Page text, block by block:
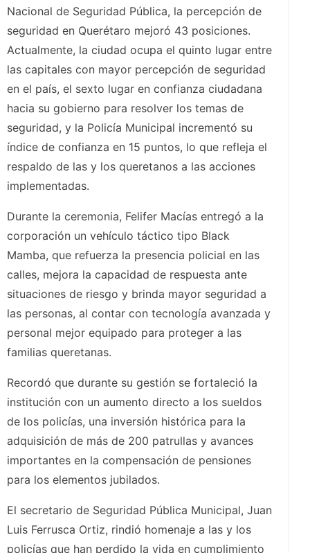
Nacional de Seguridad Pública, la percepción de
seguridad en Querétaro mejoró 43 posiciones.
Actualmente, la ciudad ocupa el quinto lugar entre
las capitales con mayor percepción de seguridad
en el país, el sexto lugar en confianza ciudadana
hacia su gobierno para resolver los temas de
seguridad, y la Policía Municipal incrementó su
índice de confianza en 15 puntos, lo que refleja el
respaldo de las y los queretanos a las acciones
implementadas.
Durante la ceremonia, Felifer Macías entregó a la
corporación un vehículo táctico tipo Black
Mamba, que refuerza la presencia policial en las
calles, mejora la capacidad de respuesta ante
situaciones de riesgo y brinda mayor seguridad a
las personas, al contar con tecnología avanzada y
personal mejor equipado para proteger a las
familias queretanas.
Recordó que durante su gestión se fortaleció la
institución con un aumento directo a los sueldos
de los policías, una inversión histórica para la
adquisición de más de 200 patrullas y avances
importantes en la compensación de pensiones
para los elementos jubilados.
El secretario de Seguridad Pública Municipal, Juan
Luis Ferrusca Ortiz, rindió homenaje a las y los
policías que han perdido la vida en cumplimiento